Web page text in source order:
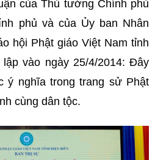
của Thủ tướng Chính phủ
phủ và của Ủy ban Nhân
hội Phật giáo Việt Nam tỉnh
vào ngày 25/4/2014: Đây
ý nghĩa trong trang sử Phật
cùng dân tộc.